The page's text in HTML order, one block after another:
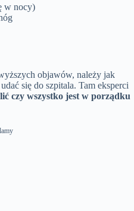
w nocy)
objawów, należy jak
się do szpitala. Tam eksperci
czy wszystko jest w porządku